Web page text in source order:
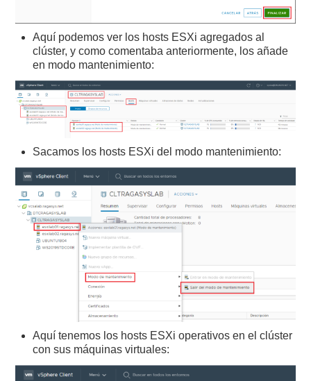
Aquí podemos ver los hosts ESXi agregados al
clúster, y como comentaba anteriormente, los añade
en modo mantenimiento:
Sacamos los hosts ESXi del modo mantenimiento:
Aquí tenemos los hosts ESXi operativos en el clúster
con sus máquinas virtuales: